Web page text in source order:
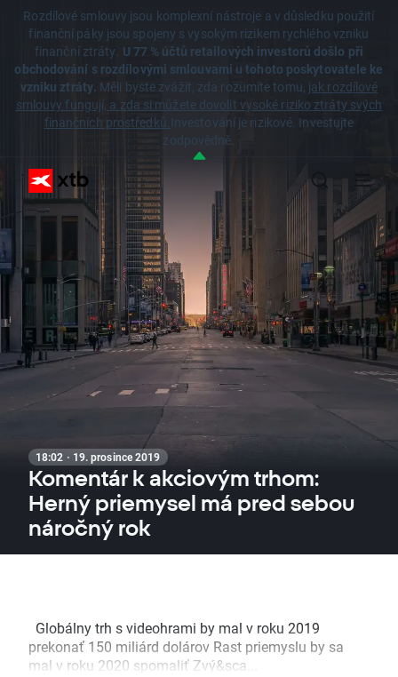
Rozdílové smlouvy jsou komplexní nástroje a v důsledku použití
finanční páky jsou spojeny s vysokým rizikem rychlého vzniku
finanční ztráty. U 77 % účtů retailových investorů došlo při
obchodování s rozdílovými smlouvami u tohoto poskytovatele ke
vzniku ztráty. Měli byste zvážit, zda rozumíte tomu, jak rozdílové
smlouvy fungují, a zda si můžete dovolit vysoké riziko ztráty svých
finančních prostředků.Investování je rizikové. Investujte
zodpovědně.
18:02 · 19. prosince 2019
Komentár k akciovým trhom:
Herný priemysel má pred sebou
náročný rok
Globálny trh s videohrami by mal v roku 2019
prekonať 150 miliárd dolárov Rast priemyslu by sa
mal v roku 2020 spomaliť Zvý&sca...